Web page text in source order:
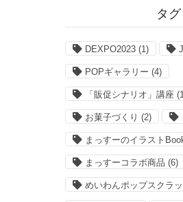
タグ
DEXPO2023 (1)
POPギャラリー (4)
「販促シナリオ」講座
お菓子づくり (2)
まっすーのイラスト
まっすーコラボ商品 (6)
めいわんポップスクラ